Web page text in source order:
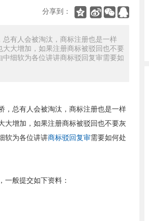
分享到：  
有人会被淘汰，商标注册也是一样
大增加，如果注册商标被驳回也不要
细软为各位讲讲商标驳回复审需要如
，总有人会被淘汰，商标注册也是一样
大增加，如果注册商标被驳回也不要灰
软为各位讲讲商标驳回复审需要如何处
般提交如下资料：